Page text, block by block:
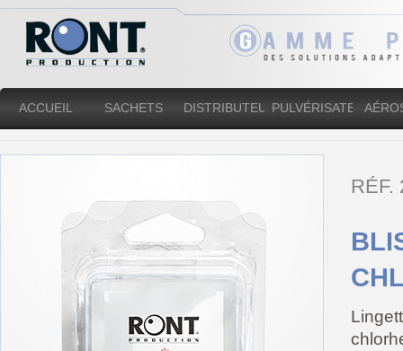
ACCUEIL SACHETS DISTRIBUTEURSPULVÉRISATEURS
RÉF.